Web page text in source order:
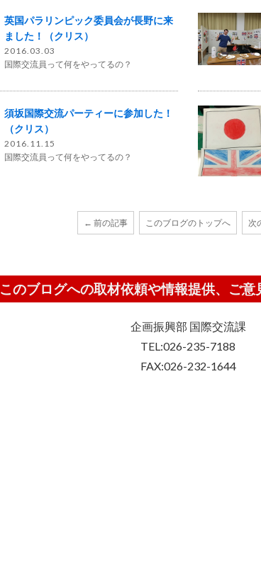
英国パラリンピック委員会が長野に来
ました！（クリス）
2016.03.03
国際交流員って何をやってるの？
須坂国際交流パーティーに参加した！
（クリス）
2016.11.15
国際交流員って何をやってるの？
← 前の記事 このブログのトップへ 次
このブログへの取材依頼や情報提供、ご意
企画振興部 国際交流課
TEL:026-235-7188
FAX:026-232-1644